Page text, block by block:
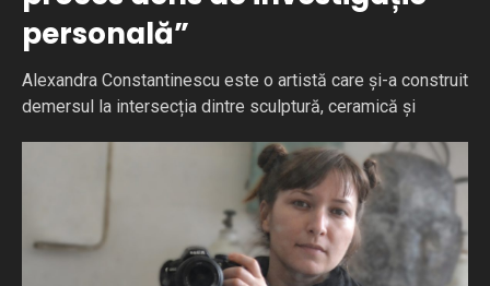
personală”
Alexandra Constantinescu este o artistă care și-a construit
demersul la intersecția dintre sculptură, ceramică și